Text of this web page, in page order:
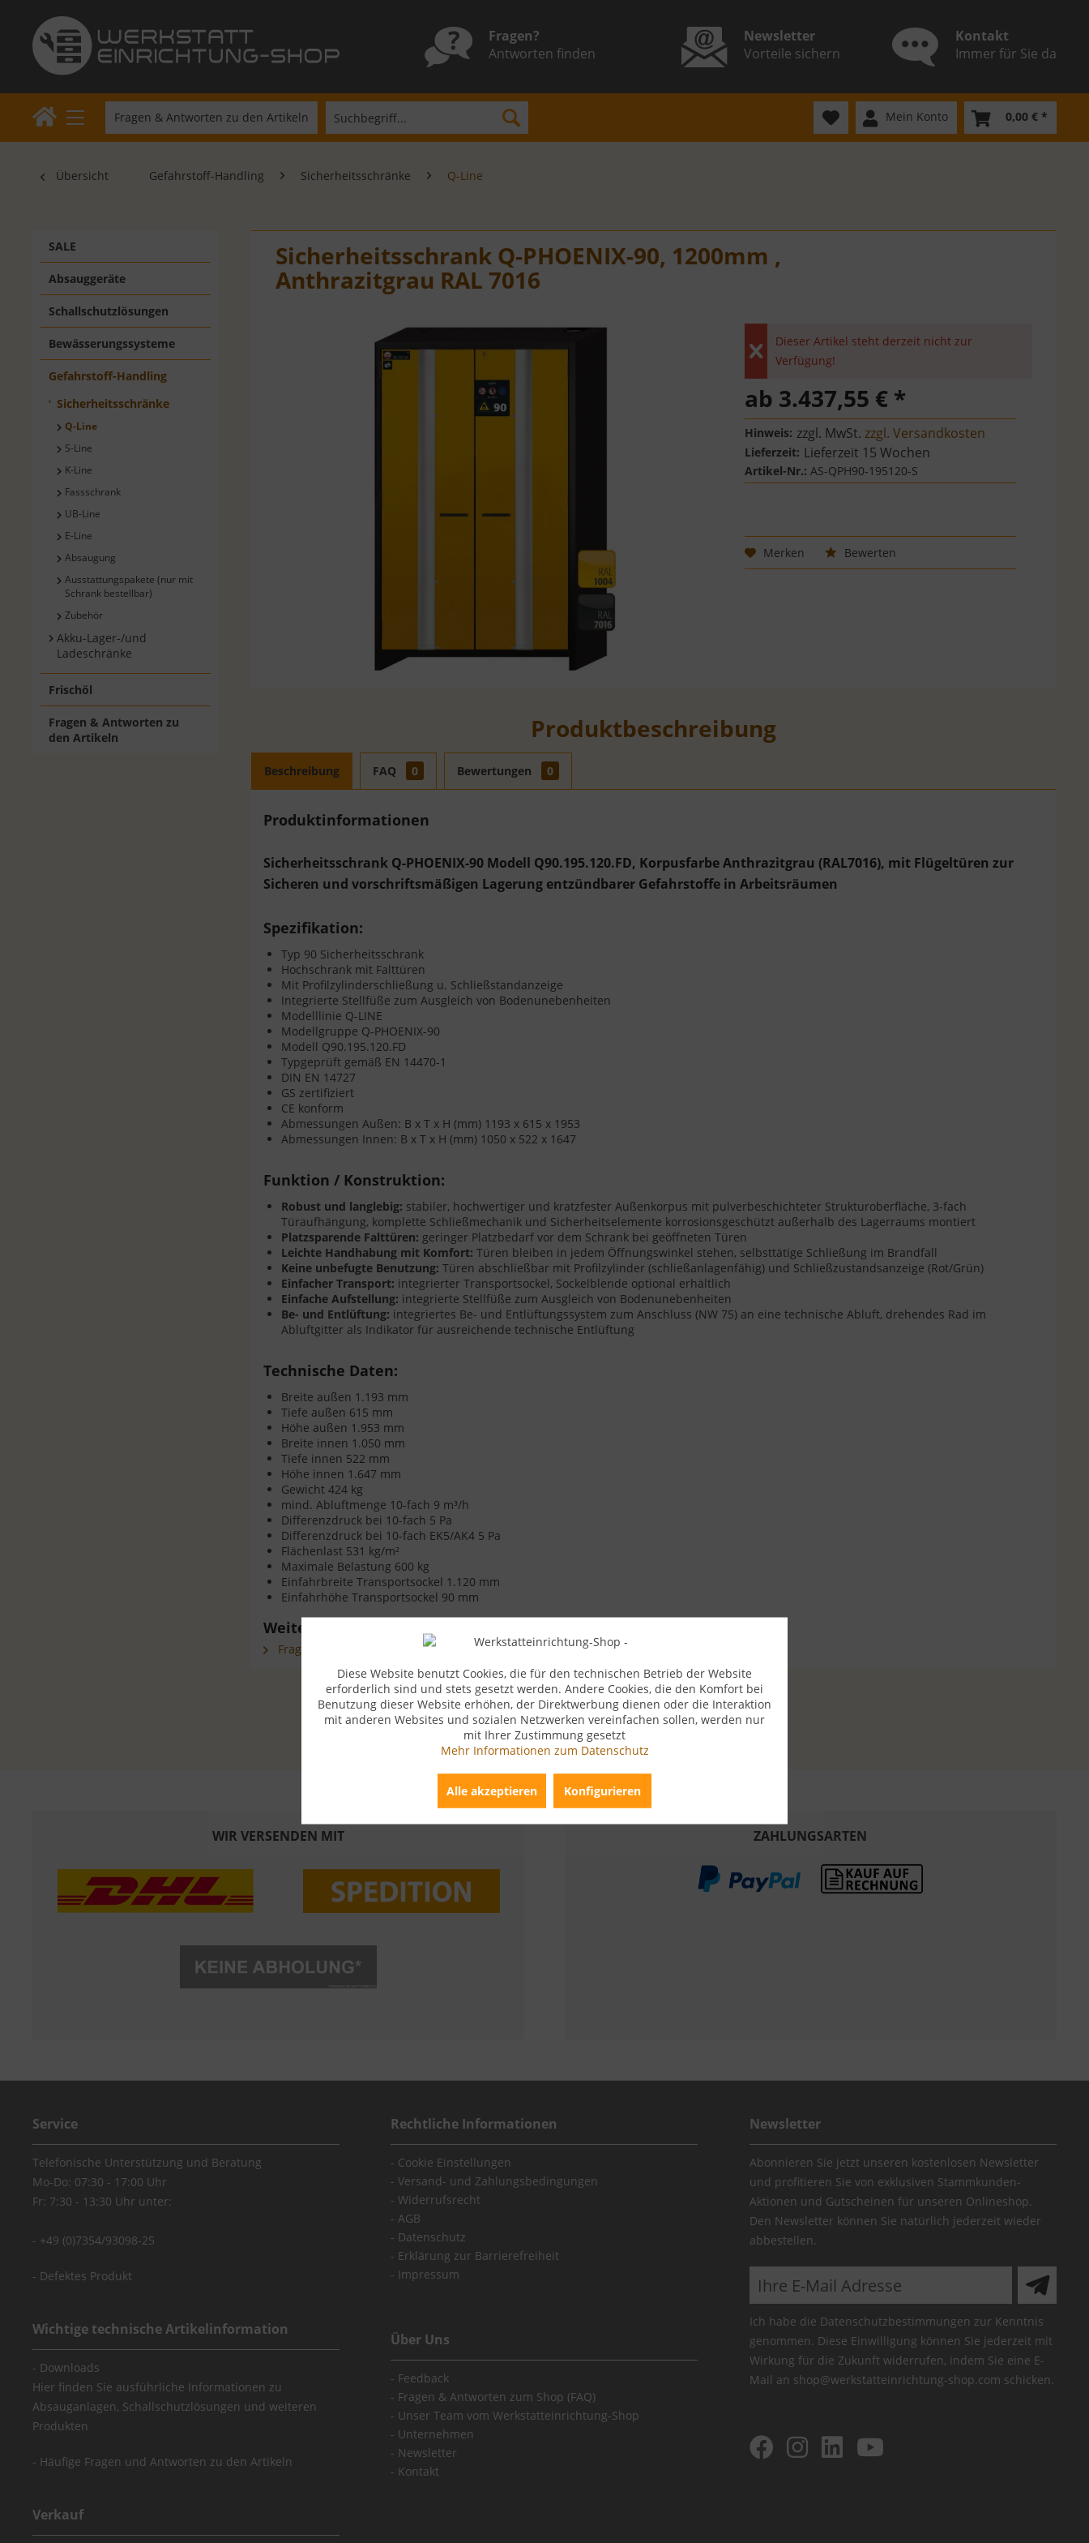
Fragen?
Antworten finden
Newsletter
Vorteile sichern
Kontakt
Immer für Sie da
Fragen & Antworten zu den Artikeln Mein Konto 0,00 € *
Übersicht Gefahrstoff-Handling Sicherheitsschränke Q-Line
SALE
Absauggeräte
Schallschutzlösungen
Bewässerungssysteme
Gefahrstoff-Handling
Sicherheitsschränke
Q-Line
S-Line
K-Line
Fassschrank
UB-Line
E-Line
Absaugung
Ausstattungspakete (nur mit
Schrank bestellbar)
Zubehör
Akku-Lager-/und
Ladeschränke
Frischöl
Fragen & Antworten zu
den Artikeln
Sicherheitsschrank Q-PHOENIX-90, 1200mm ,
Anthrazitgrau RAL 7016
Dieser Artikel steht derzeit nicht zur
Verfügung!
ab 3.437,55 € *
Hinweis: zzgl. MwSt. zzgl. Versandkosten
Lieferzeit: Lieferzeit 15 Wochen
Artikel-Nr.: AS-QPH90-195120-S
Merken Bewerten
Produktbeschreibung
Beschreibung FAQ 0 Bewertungen 0
Produktinformationen
Sicherheitsschrank Q-PHOENIX-90 Modell Q90.195.120.FD, Korpusfarbe Anthrazitgrau (RAL7016), mit Flügeltüren zur
Sicheren und vorschriftsmäßigen Lagerung entzündbarer Gefahrstoffe in Arbeitsräumen
Spezifikation:
Typ 90 Sicherheitsschrank
Hochschrank mit Falttüren
Mit Profilzylinderschließung u. Schließstandanzeige
Integrierte Stellfüße zum Ausgleich von Bodenunebenheiten
Modelllinie Q-LINE
Modellgruppe Q-PHOENIX-90
Modell Q90.195.120.FD
Typgeprüft gemäß EN 14470-1
DIN EN 14727
GS zertifiziert
CE konform
Abmessungen Außen: B x T x H (mm) 1193 x 615 x 1953
Abmessungen Innen: B x T x H (mm) 1050 x 522 x 1647
Funktion / Konstruktion:
Robust und langlebig: stabiler, hochwertiger und kratzfester Außenkorpus mit pulverbeschichteter Strukturoberfläche, 3-fach
Türaufhängung, komplette Schließmechanik und Sicherheitselemente korrosionsgeschützt außerhalb des Lagerraums montiert
Platzsparende Falttüren: geringer Platzbedarf vor dem Schrank bei geöffneten Türen
Leichte Handhabung mit Komfort: Türen bleiben in jedem Öffnungswinkel stehen, selbsttätige Schließung im Brandfall
Keine unbefugte Benutzung:Türen abschließbar mit Profilzylinder (schließanlagenfähig) und Schließzustandsanzeige (Rot/Grün)
Einfacher Transport: integrierter Transportsockel, Sockelblende optional erhältlich
Einfache Aufstellung: integrierte Stellfüße zum Ausgleich von Bodenunebenheiten
Be- und Entlüftung: integriertes Be- und Entlüftungssystem zum Anschluss (NW 75) an eine technische Abluft, drehendes Rad im
Abluftgitter als Indikator für ausreichende technische Entlüftung
Technische Daten:
Breite außen 1.193 mm
Tiefe außen 615 mm
Höhe außen 1.953 mm
Breite innen 1.050 mm
Tiefe innen 522 mm
Höhe innen 1.647 mm
Gewicht 424 kg
mind. Abluftmenge 10-fach 9 m³/h
Differenzdruck bei 10-fach 5 Pa
Differenzdruck bei 10-fach EK5/AK4 5 Pa
Flächenlast 531 kg/m²
Maximale Belastung 600 kg
Einfahrbreite Transportsockel 1.120 mm
Einfahrhöhe Transportsockel 90 mm
Weiterführende Links
Fragen zum Artikel?
WIR VERSENDEN MIT ZAHLUNGSARTEN
Service
Telefonische Unterstützung und Beratung
Mo-Do: 07:30 - 17:00 Uhr
Fr: 7:30 - 13:30 Uhr unter:
+49 (0)7354/93098-25
Defektes Produkt
Wichtige technische Artikelinformation
Downloads
Hier finden Sie ausführliche Informationen zu
Absauganlagen, Schallschutzlösungen und weiteren
Produkten
Häufige Fragen und Antworten zu den Artikeln
Verkauf
Rechtliche Informationen
Cookie Einstellungen
Versand- und Zahlungsbedingungen
Widerrufsrecht
AGB
Datenschutz
Erklärung zur Barrierefreiheit
Impressum
Über Uns
Feedback
Fragen & Antworten zum Shop (FAQ)
Unser Team vom Werkstatteinrichtung-Shop
Unternehmen
Newsletter
Kontakt
Newsletter
Abonnieren Sie jetzt unseren kostenlosen Newsletter
und profitieren Sie von exklusiven Stammkunden-
Aktionen und Gutscheinen für unseren Onlineshop.
Den Newsletter können Sie natürlich jederzeit wieder
abbestellen.
Ich habe die Datenschutzbestimmungen zur Kenntnis
genommen. Diese Einwilligung können Sie jederzeit mit
Wirkung für die Zukunft widerrufen, indem Sie eine E-
Mail an shop@werkstatteinrichtung-shop.com schicken.
Diese Website benutzt Cookies, die für den technischen Betrieb der Website
erforderlich sind und stets gesetzt werden. Andere Cookies, die den Komfort bei
Benutzung dieser Website erhöhen, der Direktwerbung dienen oder die Interaktion
mit anderen Websites und sozialen Netzwerken vereinfachen sollen, werden nur
mit Ihrer Zustimmung gesetzt
Mehr Informationen zum Datenschutz
Alle akzeptieren Konfigurieren